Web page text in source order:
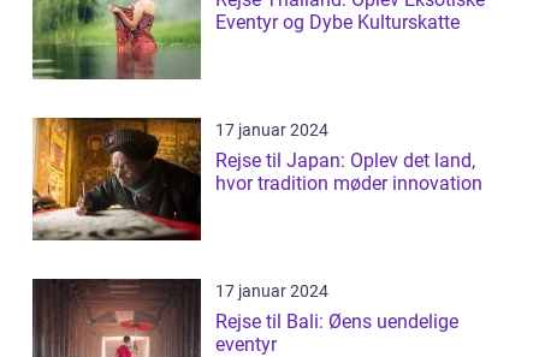
Eventyr og Dybe Kulturskatte
17 januar 2024
Rejse til Japan: Oplev det land,
hvor tradition møder innovation
17 januar 2024
Rejse til Bali: Øens uendelige
eventyr